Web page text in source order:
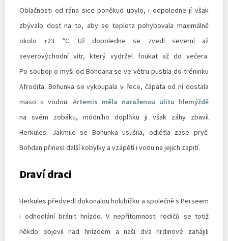
Oblačnosti od rána sice poněkud ubylo, i odpoledne jí však
zbývalo dost na to, aby se teplota pohybovala maximálně
okolo +23 °C. Už dopoledne se zvedl severní až
severovýchodní vítr, který vydržel foukat až do večera.
Po souboji o myši od Bohdana se ve větru pustila do tréninku
Afrodita. Bohunka se vykoupala v řece, čápata od ní dostala
maso s vodou. Artemis měla naraženou ulitu hlemýždě
na svém zobáku, módního doplňku ji však záhy zbavil
Herkules. Jakmile se Bohunka usušila, odlétla zase pryč.
Bohdan přinesl další kobylky a vzápětí i vodu na jejich zapití.
Draví draci
Herkules předvedl dokonalou holubičku a společně s Perseem
i odhodlání bránit hnízdo. V nepřítomnosti rodičů se totiž
někdo objevil nad hnízdem a naši dva hrdinové zahájili